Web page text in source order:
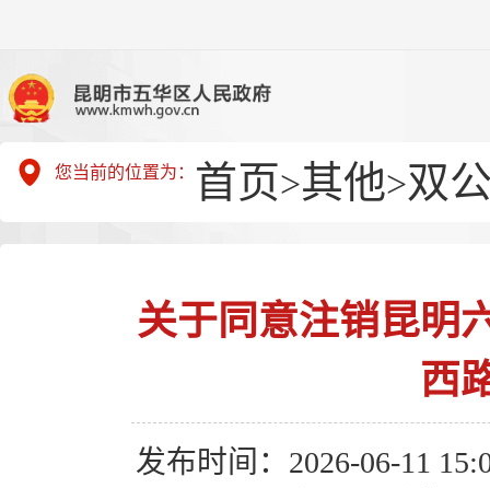
您当前的位置为： 首页>其他>双
关于同意注销昆明
西
发布时间：2026-06-11